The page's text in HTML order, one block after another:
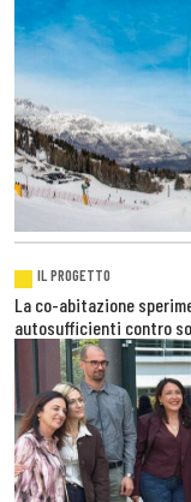
IL PROGETTO
La co-abitazione
autosufficienti contro